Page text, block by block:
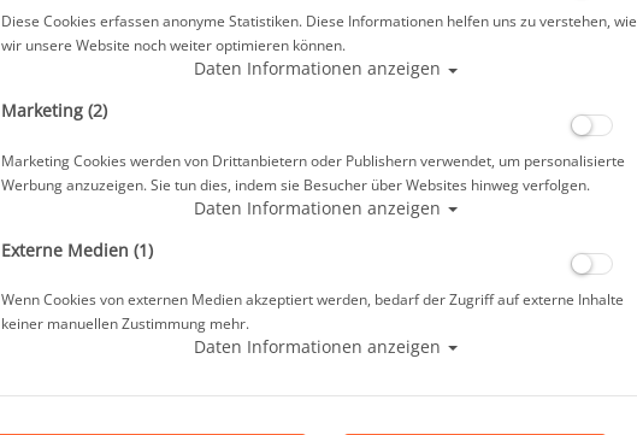
Diese Cookies erfassen anonyme Statistiken. Diese Informationen helfen uns zu verstehen, wie
wir unsere Website noch weiter optimieren können.
Daten Informationen anzeigen
Marketing (2)
Marketing Cookies werden von Drittanbietern oder Publishern verwendet, um personalisierte
Werbung anzuzeigen. Sie tun dies, indem sie Besucher über Websites hinweg verfolgen.
Daten Informationen anzeigen
Externe Medien (1)
Wenn Cookies von externen Medien akzeptiert werden, bedarf der Zugriff auf externe Inhalte
keiner manuellen Zustimmung mehr.
Daten Informationen anzeigen